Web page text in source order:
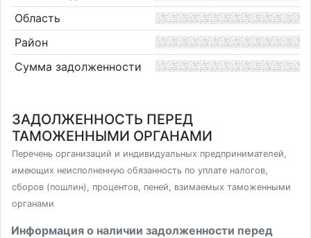
Область
Район
Сумма задолженности
ЗАДОЛЖЕННОСТЬ ПЕРЕД
ТАМОЖЕННЫМИ ОРГАНАМИ
Перечень организаций и индивидуальных предпринимателей,
имеющих неисполненную обязанность по уплате налогов,
сборов (пошлин), процентов, пеней, взимаемых таможенными
органами
Информация о наличии задолженности перед